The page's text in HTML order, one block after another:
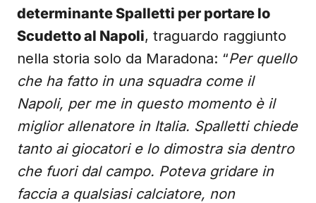
determinante Spalletti per portare lo
Scudetto al Napoli, traguardo raggiunto
nella storia solo da Maradona: “Per quello
che ha fatto in una squadra come il
Napoli, per me in questo momento è il
miglior allenatore in Italia. Spalletti chiede
tanto ai giocatori e lo dimostra sia dentro
che fuori dal campo. Poteva gridare in
faccia a qualsiasi calciatore, non